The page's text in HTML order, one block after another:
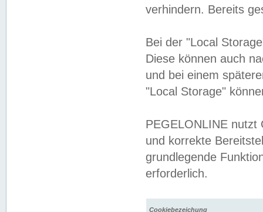
verhindern. Bereits
Bei der "Local
Diese können auch
und bei einem
"Local Storage"
PEGELONLINE nutzt
und korrekte
grundlegende
erforderlich.
Cookiebezeichung